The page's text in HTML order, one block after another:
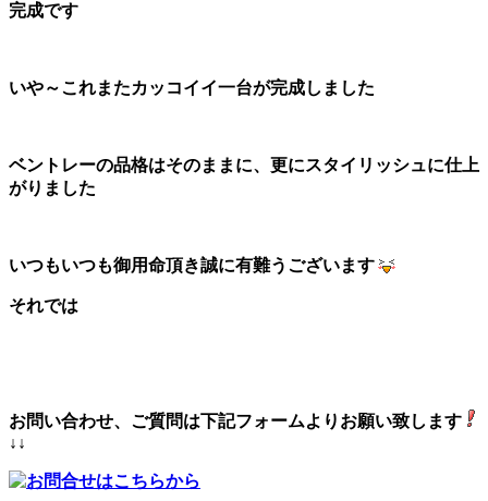
完成です
いや～これまたカッコイイ一台が完成しました
ベントレーの品格はそのままに、更にスタイリッシュに仕上
がりました
いつもいつも御用命頂き誠に有難うございます
それでは
お問い合わせ、ご質問は下記フォームよりお願い致します
↓↓